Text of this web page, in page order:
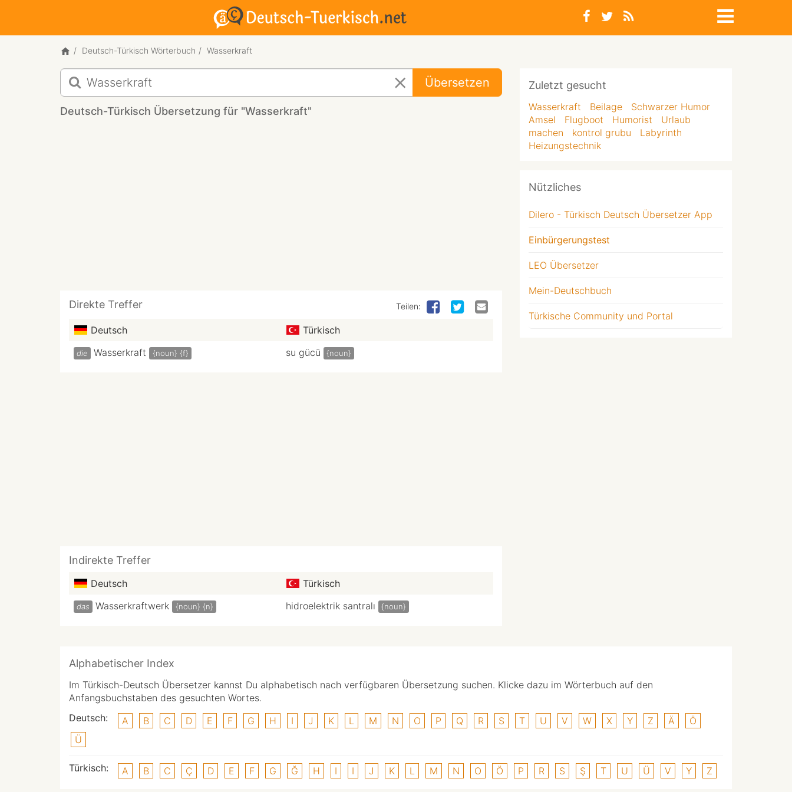
Deutsch-Türkisch Wörterbuch Wasserkraft
Deutsch-
Türkisch
Übersetzung
für
Übersetzen
Deutsch-Türkisch Übersetzung für "Wasserkraft"
Direkte Treffer Teilen:
Deutsch Türkisch
die Wasserkraft {noun} {f} su gücü {noun}
Indirekte Treffer
Deutsch Türkisch
das Wasserkraftwerk {noun} {n} hidroelektrik santralı {noun}
Zuletzt gesucht
Wasserkraft Beilage
Schwarzer Humor
Amsel
Flugboot Humorist
Urlaub
machen
kontrol grubu
Labyrinth
Heizungstechnik
Nützliches
Dilero - Türkisch Deutsch Übersetzer App
Einbürgerungstest
LEO Übersetzer
Mein-Deutschbuch
Türkische Community und Portal
Alphabetischer Index
Im Türkisch-Deutsch Übersetzer kannst Du alphabetisch nach verfügbaren Übersetzung suchen. Klicke dazu im Wörterbuch auf den
Anfangsbuchstaben des gesuchten Wortes.
Deutsch:
A B C D E F G H I J K L M N O P Q R S T U V W X Y Z Ä
Ö
Ü
Türkisch: A B C Ç D E F G Ğ H I I J K L M N O Ö P R S Ş T U Ü V Y Z